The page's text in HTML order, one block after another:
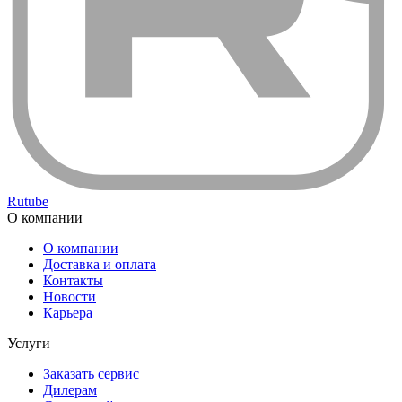
Rutube
О компании
О компании
Доставка и оплата
Контакты
Новости
Карьера
Услуги
Заказать сервис
Дилерам